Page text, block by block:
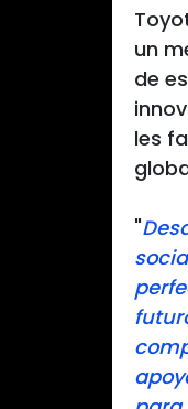
un
de
les
"